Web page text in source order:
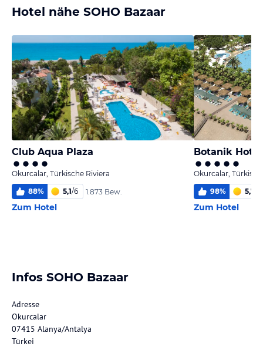
Hotel nähe SOHO Bazaar
Club Aqua Plaza
Okurcalar, Türkische Riviera
88% 5,1/6 1.873 Bew.
Zum Hotel
Botanik
Okurcalar,
98% 5,7
Zum Hotel
Infos SOHO Bazaar
Adresse
Okurcalar
07415 Alanya/Antalya
Türkei